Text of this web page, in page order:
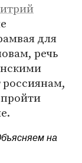
для
речь
на